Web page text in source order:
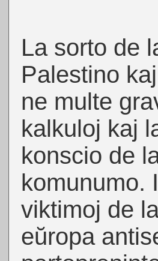
La sorto de
Palestino
ne multe
kalkuloj kaj
konscio de
komunumo.
viktimoj de
eŭropa